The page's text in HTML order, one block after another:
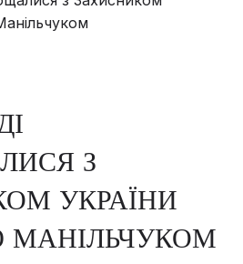
З
УКРАЇНИ